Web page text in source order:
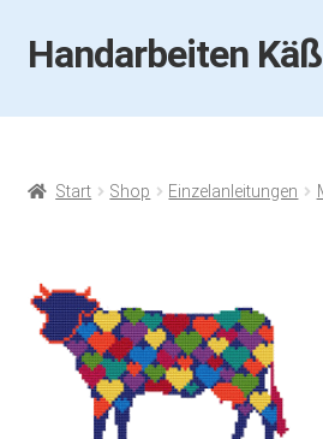
Zur
Navigation
Zum
Inhalt
Handarbeiten Käß
Startseite
Aktuelles
Termine
Handarbeiten-Käß-Shop
Start Shop Einzelanleitungen